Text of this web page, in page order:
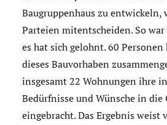
Baugruppenhaus zu entwickeln,
Parteien mitentscheiden. So war
es hat sich gelohnt. 60
dieses Bauvorhaben
insgesamt 22 Wohnungen ihre
Bedürfnisse und Wünsche in
eingebracht. Das Ergebnis weist